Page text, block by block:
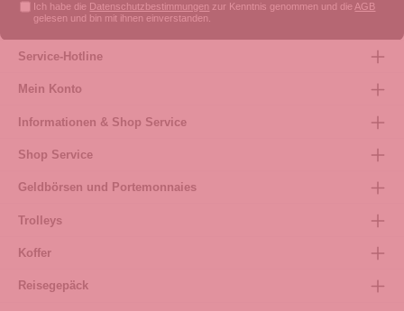
Ich habe die Datenschutzbestimmungen zur Kenntnis genommen und die AGB
gelesen und bin mit ihnen einverstanden.
Service-Hotline
Mein Konto
Informationen & Shop Service
Shop Service
Geldbörsen und Portemonnaies
Trolleys
Koffer
Reisegepäck